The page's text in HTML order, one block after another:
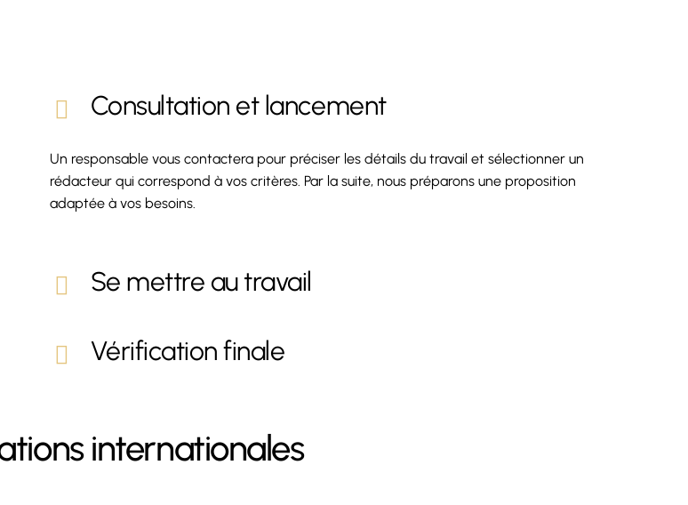
Consultation et lancement
Un responsable vous contactera pour préciser les détails du travail et sélectionner un
rédacteur qui correspond à vos critères. Par la suite, nous préparons une proposition
adaptée à vos besoins.
Se mettre au travail
Vérification finale
internationales